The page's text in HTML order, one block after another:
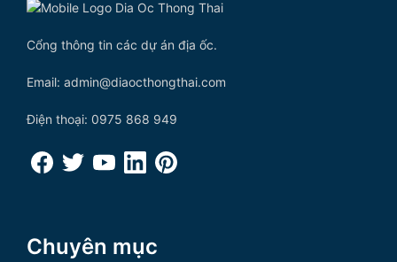
Cổng thông tin các dự án địa ốc.
Email: admin@diaocthongthai.com
Điện thoại: 0975 868 949
Chuyên mục